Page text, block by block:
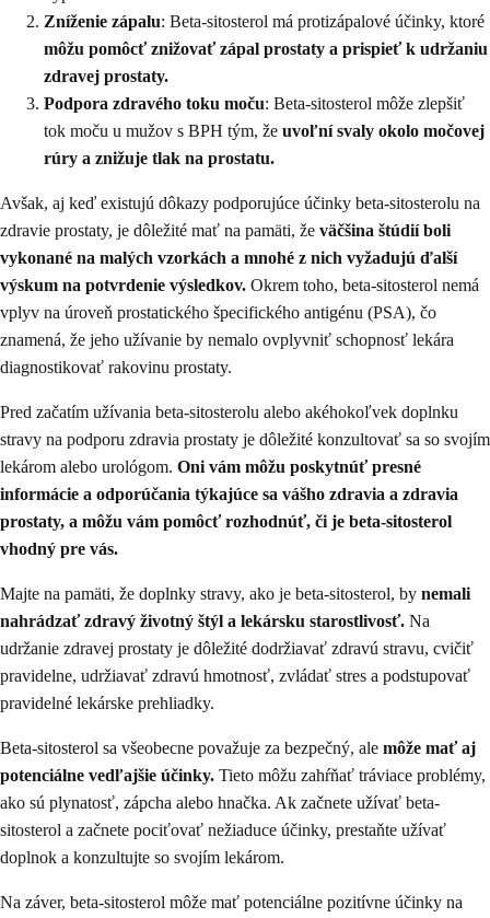
Zníženie zápalu: Beta-sitosterol má protizápalové účinky, ktoré
môžu pomôcť znižovať zápal prostaty a prispieť k udržaniu
zdravej prostaty.
Podpora zdravého toku moču: Beta-sitosterol môže zlepšiť
tok moču u mužov s BPH tým, že uvoľní svaly okolo močovej
rúry a znižuje tlak na prostatu.
Avšak, aj keď existujú dôkazy podporujúce účinky beta-sitosterolu na
zdravie prostaty, je dôležité mať na pamäti, že väčšina štúdií boli
vykonané na malých vzorkách a mnohé z nich vyžadujú ďalší
výskum na potvrdenie výsledkov. Okrem toho, beta-sitosterol nemá
vplyv na úroveň prostatického špecifického antigénu (PSA), čo
znamená, že jeho užívanie by nemalo ovplyvniť schopnosť lekára
diagnostikovať rakovinu prostaty.
Pred začatím užívania beta-sitosterolu alebo akéhokoľvek doplnku
stravy na podporu zdravia prostaty je dôležité konzultovať sa so svojím
lekárom alebo urológom. Oni vám môžu poskytnúť presné
informácie a odporúčania týkajúce sa vášho zdravia a zdravia
prostaty, a môžu vám pomôcť rozhodnúť, či je beta-sitosterol
vhodný pre vás.
Majte na pamäti, že doplnky stravy, ako je beta-sitosterol, by nemali
nahrádzať zdravý životný štýl a lekársku starostlivosť. Na
udržanie zdravej prostaty je dôležité dodržiavať zdravú stravu, cvičiť
pravidelne, udržiavať zdravú hmotnosť, zvládať stres a podstupovať
pravidelné lekárske prehliadky.
Beta-sitosterol sa všeobecne považuje za bezpečný, ale môže mať aj
potenciálne vedľajšie účinky. Tieto môžu zahŕňať tráviace problémy,
ako sú plynatosť, zápcha alebo hnačka. Ak začnete užívať beta-
sitosterol a začnete pociťovať nežiaduce účinky, prestaňte užívať
doplnok a konzultujte so svojím lekárom.
Na záver, beta-sitosterol môže mať potenciálne pozitívne účinky na